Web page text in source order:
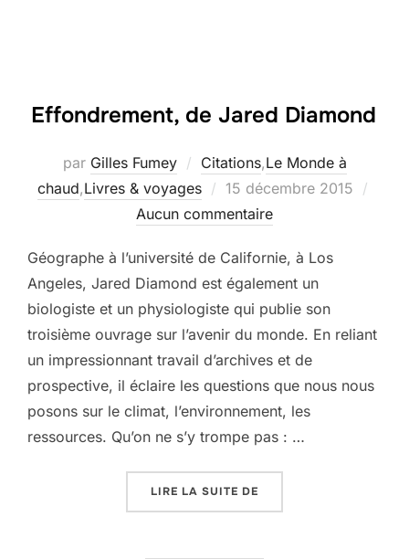
Effondrement, de Jared Diamond
par Gilles Fumey Citations,Le Monde à
chaud,Livres & voyages
Publié
le
15 décembre 2015
Aucun commentaire
Géographe à l’université de Californie, à Los
Angeles, Jared Diamond est également un
biologiste et un physiologiste qui publie son
troisième ouvrage sur l’avenir du monde. En reliant
un impressionnant travail d’archives et de
prospective, il éclaire les questions que nous nous
posons sur le climat, l’environnement, les
ressources. Qu’on ne s’y trompe pas : …
LIRE LA SUITE DE